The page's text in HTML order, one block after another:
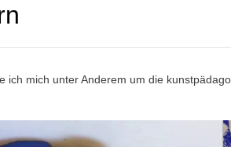
ich mich unter Anderem um die